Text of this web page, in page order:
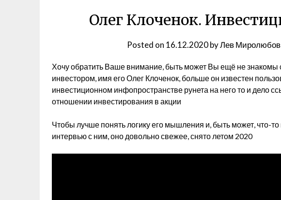
Олег Клоченок.
Posted on 16.12.2020byЛев
Хочу обратить Ваше внимание, быть может Вы ещё не знакомы
инвестором, имя его Олег Клоченок, больше он известен
инвестиционном инфопространстве рунета на него то и дело
отношении инвестирования в акции
Чтобы лучше понять логику его мышления и, быть может, что-
интервью с ним, оно довольно свежее, снято летом 2020